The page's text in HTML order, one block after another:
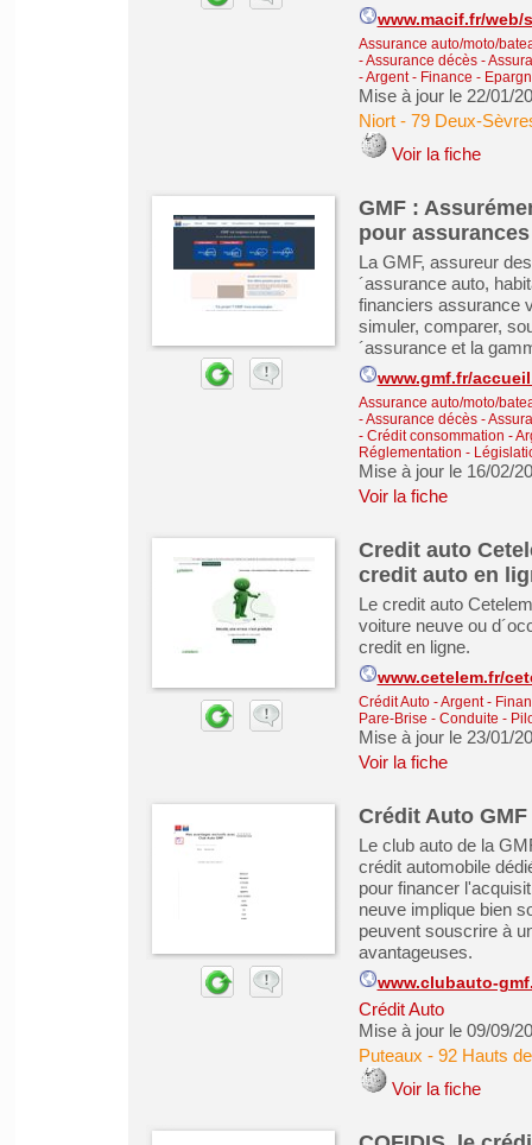
www.macif.fr/
Assurance auto/moto/
- Assurance décès-
-Argent - Finance -
Mise à jour le 22/01/
Niort- 79 Deux-
Voir la fiche
GMF :
pour
La GMF, assureur
´assurance auto,
financiers assurance
simuler, comparer,
´assurance et la
www.gmf.fr/
Assurance auto/moto/
- Assurance décès-
- Crédit consommation -
Réglementation -
Mise à jour le 16/02/
Voir la fiche
Credit auto
credit auto en
Le credit auto
voiture neuve ou
credit en ligne.
www.cetelem.fr/
Crédit Auto-Argent -
Pare-Brise - Conduite -
Mise à jour le 23/01/
Voir la fiche
Crédit Auto GMF
Le club auto de la
crédit automobile
pour financer
neuve implique bien
peuvent souscrire à
avantageuses.
www.clubauto-
Crédit Auto
Mise à jour le 09/09/
Puteaux - 92 Hauts
Voir la fiche